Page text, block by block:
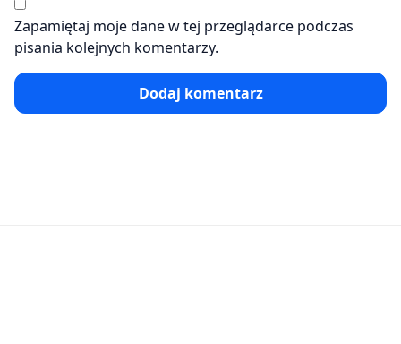
Zapamiętaj moje dane w tej przeglądarce podczas
pisania kolejnych komentarzy.
Dodaj komentarz